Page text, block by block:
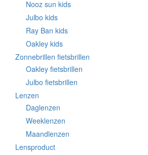
Nooz sun kids
Julbo kids
Ray Ban kids
Oakley kids
Zonnebrillen fietsbrillen
Oakley fietsbrillen
Julbo fietsbrillen
Lenzen
Daglenzen
Weeklenzen
Maandlenzen
Lensproduct